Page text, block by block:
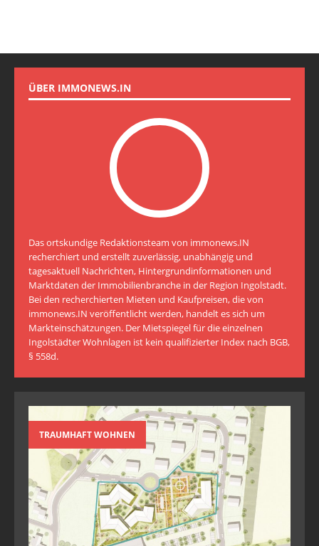
ÜBER IMMONEWS.IN
Das ortskundige Redaktionsteam von immonews.IN
recherchiert und erstellt zuverlässig, unabhängig und
tagesaktuell Nachrichten, Hintergrundinformationen und
Marktdaten der Immobilienbranche in der Region Ingolstadt.
Bei den recherchierten Mieten und Kaufpreisen, die von
immonews.IN veröffentlicht werden, handelt es sich um
Markteinschätzungen. Der Mietspiegel für die einzelnen
Ingolstädter Wohnlagen ist kein qualifizierter Index nach BGB,
§ 558d.
TRAUMHAFT WOHNEN